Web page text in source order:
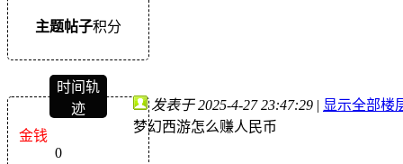
主题帖子积分
时间轨
迹
金钱
0
发表于 2025-4-27 23:47:29 | 显示全部楼
梦幻西游怎么赚人民币